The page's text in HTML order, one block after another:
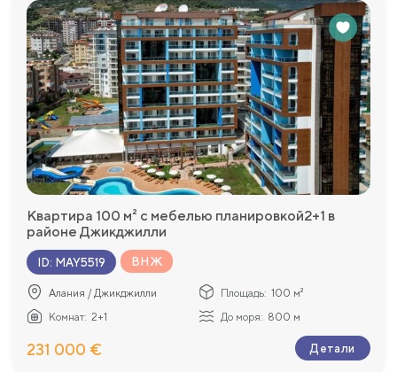
Квартира 100 м² с мебелью планировкой2+1 в
районе Джикджилли
ID: MAY5519 ВНЖ
Алания / Джикджилли Площадь: 100 м²
Комнат: 2+1 До моря: 800 м
231 000 € Детали